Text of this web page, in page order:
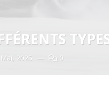
2025 — 0